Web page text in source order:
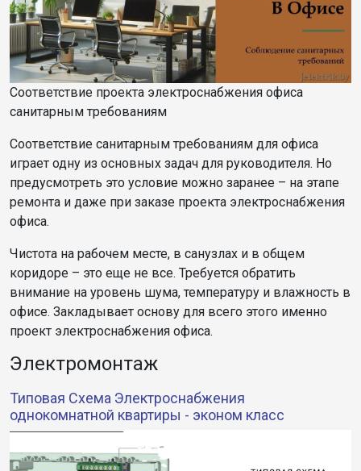
Соответствие проекта электроснабжения офиса
санитарным требованиям
Соответствие санитарным требованиям для офиса
играет одну из основных задач для руководителя. Но
предусмотреть это условие можно заранее – на этапе
ремонта и даже при заказе проекта электроснабжения
офиса.
Чистота на рабочем месте, в санузлах и в общем
коридоре – это еще не все. Требуется обратить
внимание на уровень шума, температуру и влажность в
офисе. Закладывает основу для всего этого именно
проект электроснабжения офиса.
Электромонтаж
Типовая Схема Электроснабжения
однокомнатной квартиры - эконом класс